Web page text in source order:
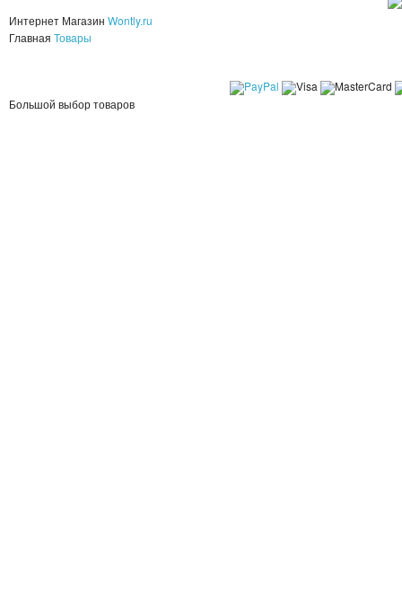
Интернет Магазин Wontly.ru
Главная Товары
Большой выбор товаров